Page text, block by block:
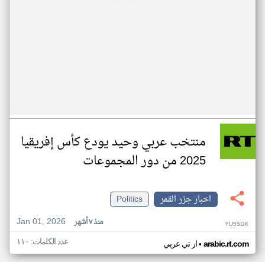
منتخب عربي وحيد يودع كأس إفريقيا
2025 من دور المجموعات
اخبار جزر القمر
Politics
Jan 01, 2026
منذ ٧ أشهر YU55DX
ار تي عربي• arabic.rt.com عدد الكلمات: ١١٠